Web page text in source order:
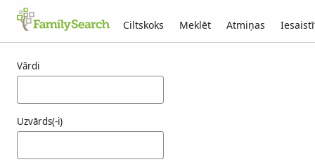
Ciltskoks Meklēt Atmiņas
Vārdi
Uzvārds(-i)